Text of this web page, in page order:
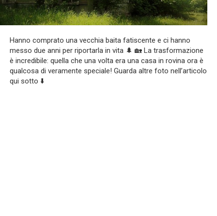
Hanno comprato una vecchia baita fatiscente e ci hanno
messo due anni per riportarla in vita 🌲 🏡 La trasformazione
è incredibile: quella che una volta era una casa in rovina ora è
qualcosa di veramente speciale! Guarda altre foto nell’articolo
qui sotto ⬇️